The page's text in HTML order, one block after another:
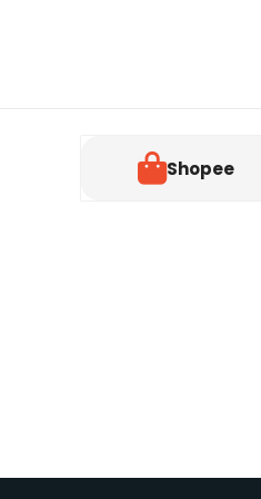
Shopee